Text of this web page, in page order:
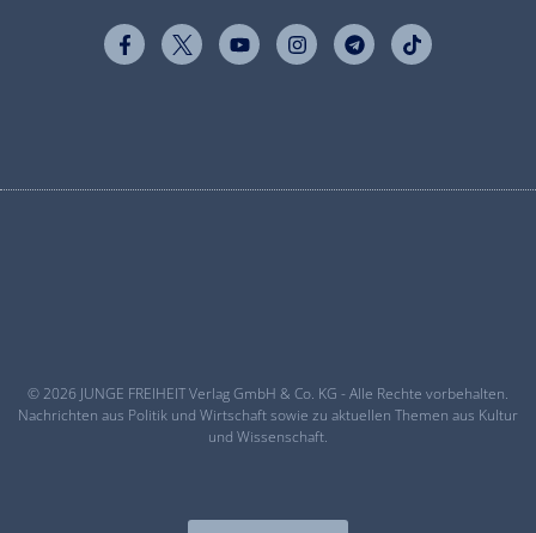
© 2026 JUNGE FREIHEIT Verlag GmbH & Co. KG - Alle Rechte vorbehalten.
Nachrichten aus Politik und Wirtschaft sowie zu aktuellen Themen aus Kultur
und Wissenschaft.